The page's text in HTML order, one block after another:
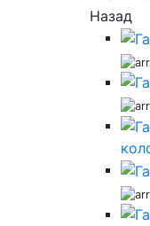
Назад